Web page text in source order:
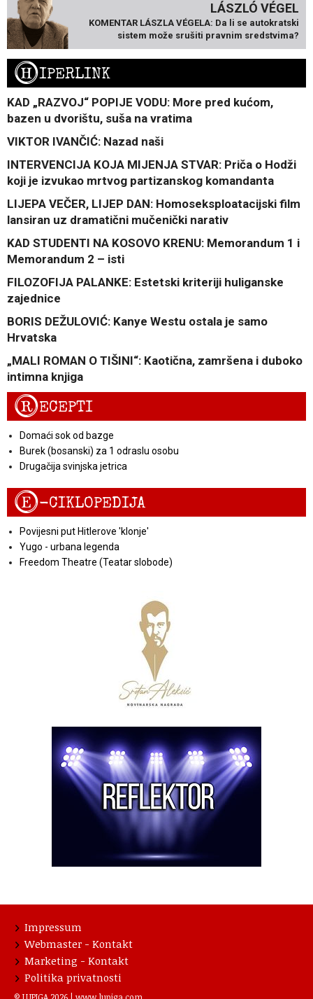
LÁSZLÓ VÉGEL
KOMENTAR LÁSZLA VÉGELA: Da li se autokratski
sistem može srušiti pravnim sredstvima?
HIPERLINK
KAD „RAZVOJ“ POPIJE VODU: More pred kućom,
bazen u dvorištu, suša na vratima
VIKTOR IVANČIĆ: Nazad naši
INTERVENCIJA KOJA MIJENJA STVAR: Priča o Hodži
koji je izvukao mrtvog partizanskog komandanta
LIJEPA VEČER, LIJEP DAN: Homoseksploatacijski film
lansiran uz dramatični mučenički narativ
KAD STUDENTI NA KOSOVO KRENU: Memorandum 1 i
Memorandum 2 – isti
FILOZOFIJA PALANKE: Estetski kriteriji huliganske
zajednice
BORIS DEŽULOVIĆ: Kanye Westu ostala je samo
Hrvatska
„MALI ROMAN O TIŠINI“: Kaotična, zamršena i duboko
intimna knjiga
RECEPTI
Domaći sok od bazge
Burek (bosanski) za 1 odraslu osobu
Drugačija svinjska jetrica
E-CIKLOPEDIJA
Povijesni put Hitlerove 'klonje'
Yugo - urbana legenda
Freedom Theatre (Teatar slobode)
Impressum
Webmaster - Kontakt
Marketing - Kontakt
Politika privatnosti
© LUPIGA 2026 | www.lupiga.com